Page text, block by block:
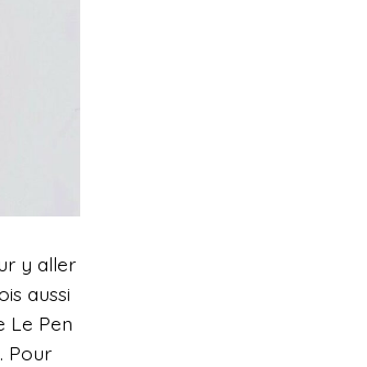
y aller
aussi
Le Pen
Pour